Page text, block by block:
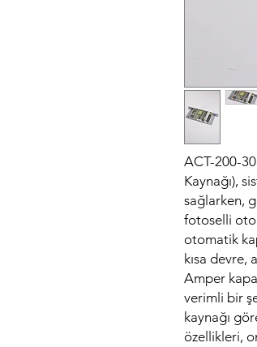
ACT-200-
Kaynağı),
sağlarken,
fotoselli
otomatik
kısa devre,
Amper
verimli bir
kaynağı
özellikleri,